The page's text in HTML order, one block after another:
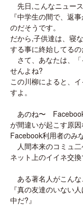
先日,こんなニュー
『中学生の間で、返
のだそうです。
だから,子供達は、寝
する事に終始してる
さて、あなたは、「
せんよね?
この川柳によると、
すよ。
あのね〜 Facebook
が間違いが起こす原
Facebook利用者の
人間本来のコミュ
ネット上のイイネ交換
ある著名人がこんな
『真の友達のいない
中だ?』